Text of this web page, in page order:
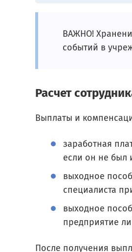
ВАЖНО!
событий в
Расчет
Выплаты и
заработная
если он не был
выходное
специалиста
выходное
предприятие
После получения